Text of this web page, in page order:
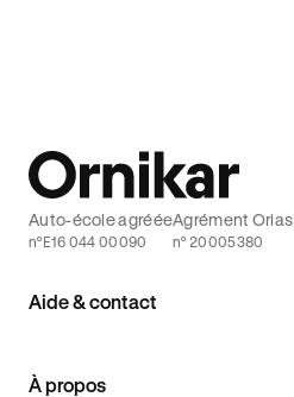
Aide & contact
À propos
Auto-école agréée
n°E16 044 00090
Agrément Orias
n° 20005380